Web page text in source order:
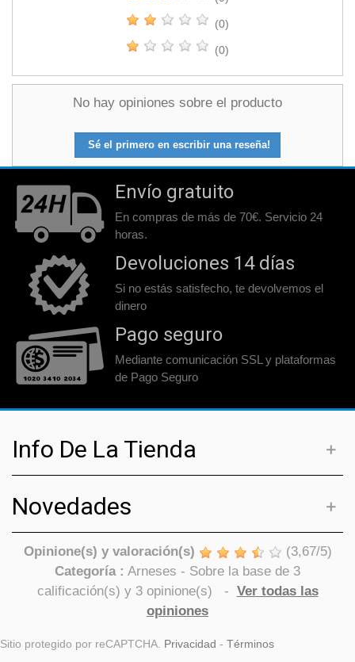
(0)
(0)
No hay opiniones sobre el producto
Sé el primero en escribir una reseña!
Envío gratuito
En compras de más de 70€. Servicio 24
horas.
Devoluciones 14 días
Si no estás satisfecho, te devolvemos el
dinero
Pago seguro
Mediante comunicación SSL y plataformas
de Pago Seguro
Info De La Tienda
Novedades
Opinione(s) y valoración(s) (3,67/5)
Categoría : Arneses - Sobre la base de 3
calificación(s) y 3opinione(s) - Ver todas las
opiniones
Sitio protegido por reCAPTCHA. Privacidad - Términos